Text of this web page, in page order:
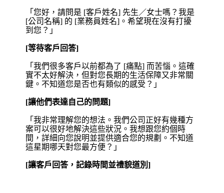
「您好，請問是 [客戶姓名] 先生／女士嗎？我是
[公司名稱] 的 [業務員姓名]。希望現在沒有打擾
到您？」
[等待客戶回答]
「我們很多客戶以前都為了 [痛點] 而苦惱。這確
實不太好解決，但對您長期的生活保障又非常關
鍵。不知道您是否也有類似的感受？」
[讓他們表達自己的問題]
「我非常理解您的想法。我們公司正好有幾種方
案可以很好地解決這些狀況。我想跟您約個時
間，詳細向您說明並提供適合您的規劃。不知道
這星期哪天對您最方便？」
[讓客戶回答，記錄時間並禮貌道別]